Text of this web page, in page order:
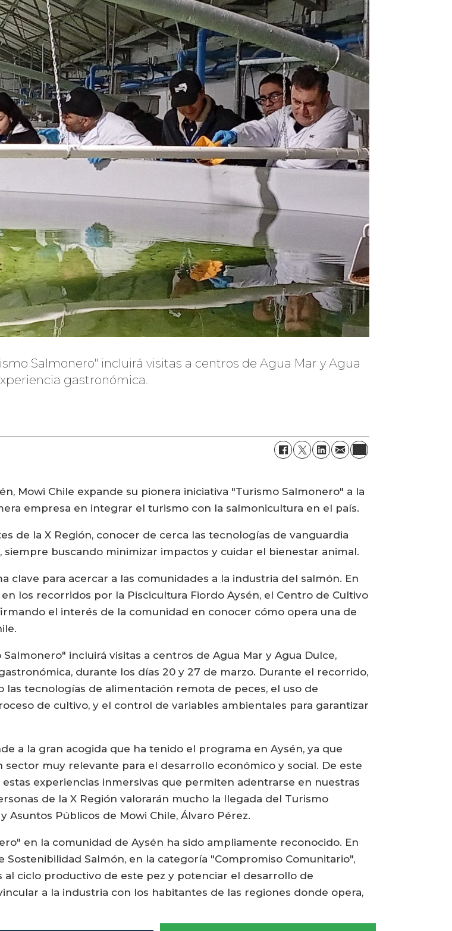
Salmonero" incluirá visitas a centros de Agua Mar y Agua
gastronómica.
Mowi Chile expande su pionera iniciativa "Turismo Salmonero" a la
empresa en integrar el turismo con la salmonicultura en el país.
de la X Región, conocer de cerca las tecnologías de vanguardia
buscando minimizar impactos y cuidar el bienestar animal.
clave para acercar a las comunidades a la industria del salmón. En
los recorridos por la Piscicultura Fiordo Aysén, el Centro de Cultivo
el interés de la comunidad en conocer cómo opera una de
incluirá visitas a centros de Agua Mar y Agua Dulce,
durante los días 20 y 27 de marzo. Durante el recorrido,
tecnologías de alimentación remota de peces, el uso de
de cultivo, y el control de variables ambientales para garantizar
a la gran acogida que ha tenido el programa en Aysén, ya que
muy relevante para el desarrollo económico y social. De este
experiencias inmersivas que permiten adentrarse en nuestras
de la X Región valorarán mucho la llegada del Turismo
Públicos de Mowi Chile, Álvaro Pérez.
en la comunidad de Aysén ha sido ampliamente reconocido. En
Salmón, en la categoría "Compromiso Comunitario",
ciclo productivo de este pez y potenciar el desarrollo de
a la industria con los habitantes de las regiones donde opera,